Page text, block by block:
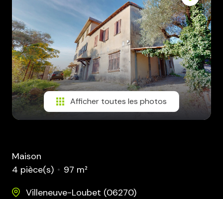
AVIS
CLIENTS
CONTACT
Afficher toutes les photos
Maison
4 pièce(s)
97 m²
Villeneuve-Loubet (06270)